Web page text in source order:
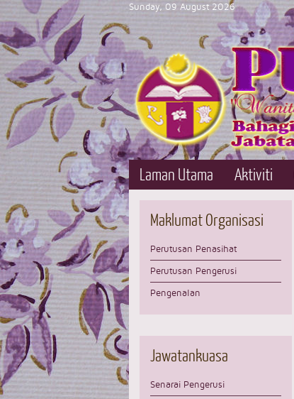
Sunday, 09 August 2026
Laman Utama Aktiviti
MaklumatOrganisasi
Perutusan Penasihat
Perutusan Pengerusi
Pengenalan
Jawatankuasa
Senarai Pengerusi